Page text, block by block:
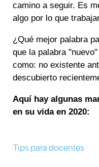
camino a seguir. Es
algo por lo que
¿Qué mejor palabra
que la palabra
como: no existente
descubierto
Aquí hay algunas
en su vida en 2020:
Tips para docentes